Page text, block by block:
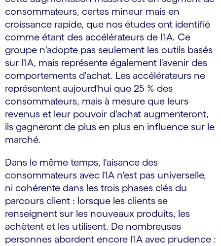
consommateurs, certes mineur mais en
croissance rapide, que nos études ont identifié
comme étant des accélérateurs de l'IA. Ce
groupe n'adopte pas seulement les outils basés
sur l'IA, mais représente également l'avenir des
comportements d'achat. Les accélérateurs ne
représentent aujourd'hui que 25 % des
consommateurs, mais à mesure que leurs
revenus et leur pouvoir d'achat augmenteront,
ils gagneront de plus en plus en influence sur le
marché.
Dans le même temps, l'aisance des
consommateurs avec l'IA n'est pas universelle,
ni cohérente dans les trois phases clés du
parcours client : lorsque les clients se
renseignent sur les nouveaux produits, les
achètent et les utilisent. De nombreuses
personnes abordent encore l'IA avec prudence :